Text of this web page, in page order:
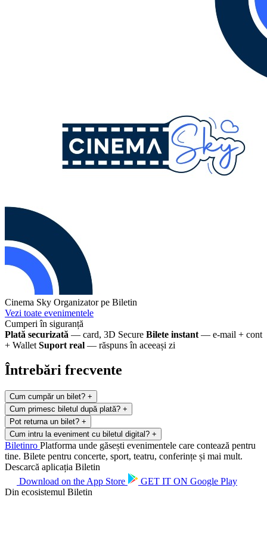
Cinema Sky Organizator pe Biletin
Vezi toate evenimentele
Cumperi în siguranță
Plată securizată — card, 3D Secure Bilete instant — e-mail + cont
+ Wallet Suport real — răspuns în aceeași zi
Întrebări frecvente
Cum cumpăr un bilet? +
Cum primesc biletul după plată? +
Pot returna un bilet? +
Cum intru la eveniment cu biletul digital? +
Biletinro Platforma unde găsești evenimentele care contează pentru
tine. Bilete pentru concerte, sport, teatru, conferințe și mai mult.
Descarcă aplicația Biletin
Download on the App Store GET IT ON Google Play
Din ecosistemul Biletin